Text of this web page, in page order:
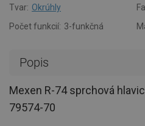
Tvar: Okrúhly
Počet funkcií: 3-funkčná
Popis
Mexen R-74 sprchová
79574-70